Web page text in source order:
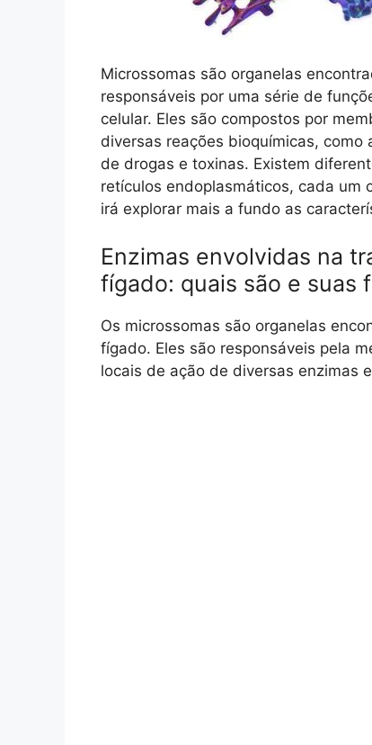
Microssomas são organelas
responsáveis por uma série de
celular. Eles são compostos por
diversas reações bioquímicas,
de drogas e toxinas. Existem
retículos endoplasmáticos, cada um
irá explorar mais a fundo as
Enzimas envolvidas na
fígado: quais são e suas
Os microssomas são organelas
fígado. Eles são responsáveis pela
locais de ação de diversas enzimas